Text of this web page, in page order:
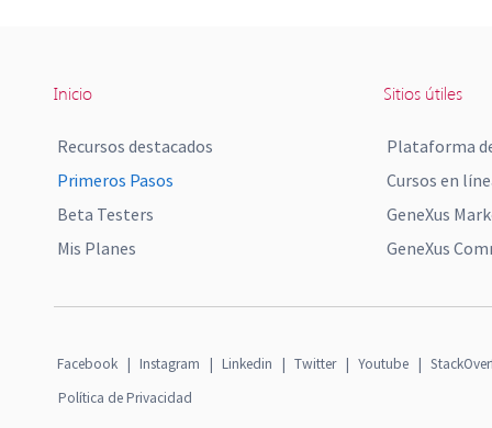
Inicio
Recursos destacados
Primeros Pasos
Beta Testers
Mis Planes
Sitios útiles
Plataforma
Cursos en
GeneXus
GeneXus
Facebook | Instagram | Linkedin | Twitter | Youtube |
Política de Privacidad